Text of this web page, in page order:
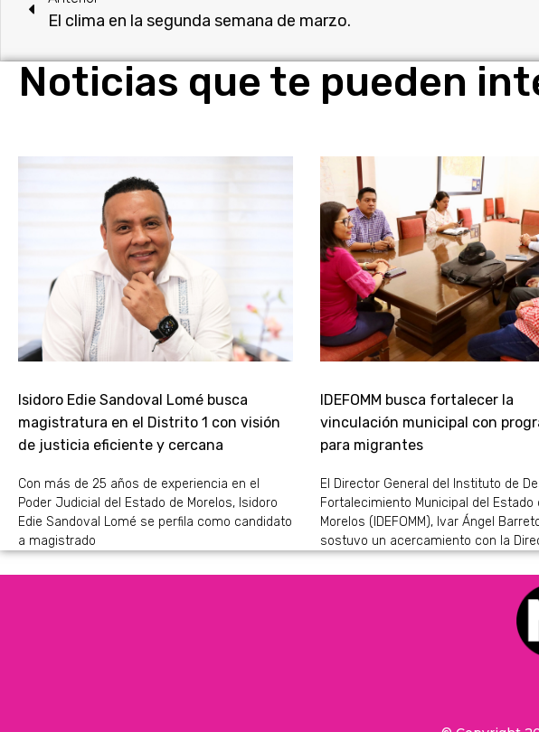
El clima en la segunda semana de marzo.
Noticias que te pueden
Isidoro Edie Sandoval Lomé busca
magistratura en el Distrito 1 con visión
de justicia eficiente y cercana
Con más de 25 años de experiencia en el
Poder Judicial del Estado de Morelos, Isidoro
Edie Sandoval Lomé se perfila como candidato
a magistrado
IDEFOMM busca fortalecer la
vinculación municipal con
para migrantes
El Director General del Instituto de
Fortalecimiento Municipal del Estado
Morelos (IDEFOMM), Ivar Ángel
sostuvo un acercamiento con la